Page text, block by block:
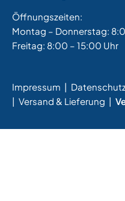
Öffnungszeiten:
Montag – Donnerstag:
Freitag: 8:00 – 15:00 Uhr
Impressum |
| Versand & Lieferung |